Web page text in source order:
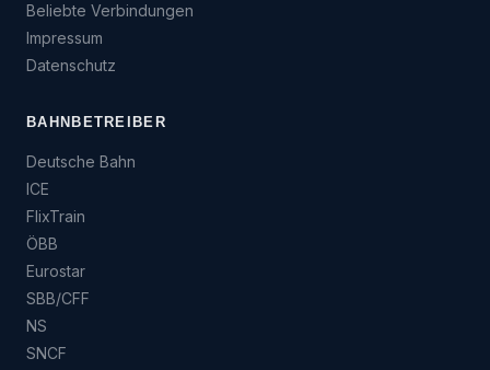
Beliebte Verbindungen
Impressum
Datenschutz
BAHNBETREIBER
Deutsche Bahn
ICE
FlixTrain
ÖBB
Eurostar
SBB/CFF
NS
SNCF